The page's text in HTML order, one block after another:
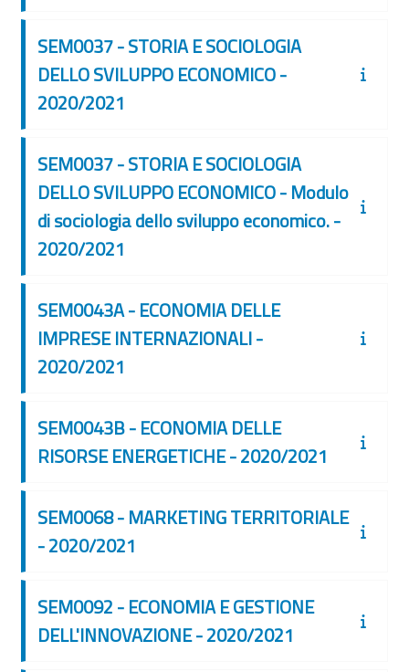
SEM0037 - STORIA E SOCIOLOGIA
DELLO SVILUPPO ECONOMICO -
2020/2021
SEM0037 - STORIA E SOCIOLOGIA
DELLO SVILUPPO ECONOMICO - Modulo
di sociologia dello sviluppo economico. -
2020/2021
SEM0043A - ECONOMIA DELLE
IMPRESE INTERNAZIONALI -
2020/2021
SEM0043B - ECONOMIA DELLE
RISORSE ENERGETICHE - 2020/2021
SEM0068 - MARKETING TERRITORIALE
- 2020/2021
SEM0092 - ECONOMIA E GESTIONE
DELL'INNOVAZIONE - 2020/2021